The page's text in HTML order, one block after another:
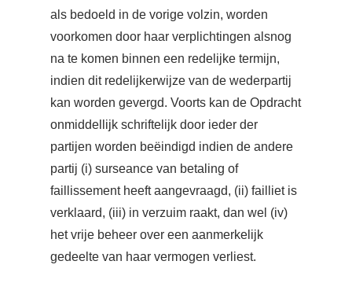
als bedoeld in de vorige volzin, worden
voorkomen door haar verplichtingen alsnog
na te komen binnen een redelijke termijn,
indien dit redelijkerwijze van de wederpartij
kan worden gevergd. Voorts kan de Opdracht
onmiddellijk schriftelijk door ieder der
partijen worden beëindigd indien de andere
partij (i) surseance van betaling of
faillissement heeft aangevraagd, (ii) failliet is
verklaard, (iii) in verzuim raakt, dan wel (iv)
het vrije beheer over een aanmerkelijk
gedeelte van haar vermogen verliest.